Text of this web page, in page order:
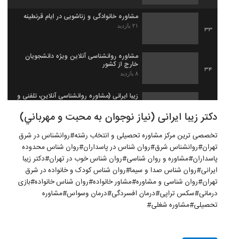
33
مشاوره خانوادگی و زناشویی در ایام قرنطینه
۲۱ بازدید
34
مشاوره روانشناسی آنلاین ویژه دانشجویان
خارج از کشور
۸ بازدید
زیبا ایرانی (مشاوره روانشناسی آنلاین، تلفنی و
۱۲ بازدید
36
مشکلات خانوادگی،زناشویی و فرزندان در
دوران قرنطینه
37
حریم خصوصی -2
۱۱ بازدید
دکتر زیبا ایرانی (نياز نوجوان به محبت و مهرباني)
تخصصی ترین مرکز مشاوره تحصیلی و انتخاب رشته#روانشناس در شرق
تهران#روانشناس شرق#روان شناس در پاسداران#روان شناس محدوده
پاسداران#مشاوره و روان شناسی#روان شناس خوب در تهران#دکتر زیبا
ایرانی#روان شناس صدا و سیما#روان شناس کودک و خانواده در شرق
تهران#روان شناسی و مشاوره#مشاور خانواده#روان شناس خانواده#بازی
درمانی#سکس تراپی#درمان افسردگی#درمان وسواس#مشاوره
تحصیلی#مشاوره شغلی#